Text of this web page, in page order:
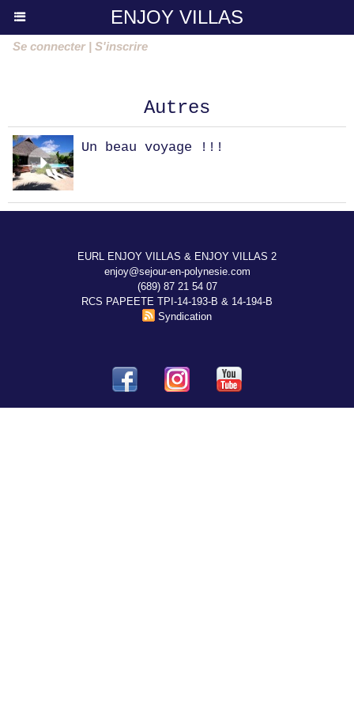
ENJOY VILLAS
Se connecter| S'inscrire
Autres
Un beau voyage !!!
EURL ENJOY VILLAS & ENJOY VILLAS 2
enjoy@sejour-en-polynesie.com
(689) 87 21 54 07
RCS PAPEETE TPI-14-193-B & 14-194-B
Syndication